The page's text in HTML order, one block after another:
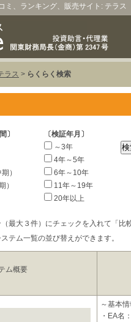
ミ、ランキング、販売サイト: テラス
ラス > らくらく検索
〕
）
）
〔検証年月〕
～3年
4年～5年
6年～10年
11年～19年
20年以上
最大３件）にチェックを入れて「比
テム一覧の並び替えができます。
ム概要
～基本
・EA名